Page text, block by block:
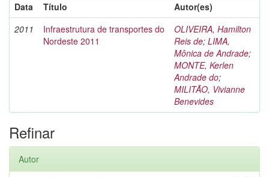
Data
Título
Autor(es)
2011
Infraestrutura de transportes do
Nordeste 2011
OLIVEIRA, Hamilton
Reis de; LIMA,
Mônica de Andrade;
MONTE, Kerlen
Andrade do;
MILITÃO, Vivianne
Benevides
Refinar
Autor